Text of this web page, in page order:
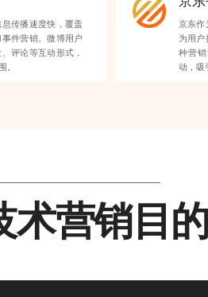
传播速度快，覆盖
件营销。微博用户
评论等互动形式，
。
京东作
为用
种营
动，吸
术营销目的